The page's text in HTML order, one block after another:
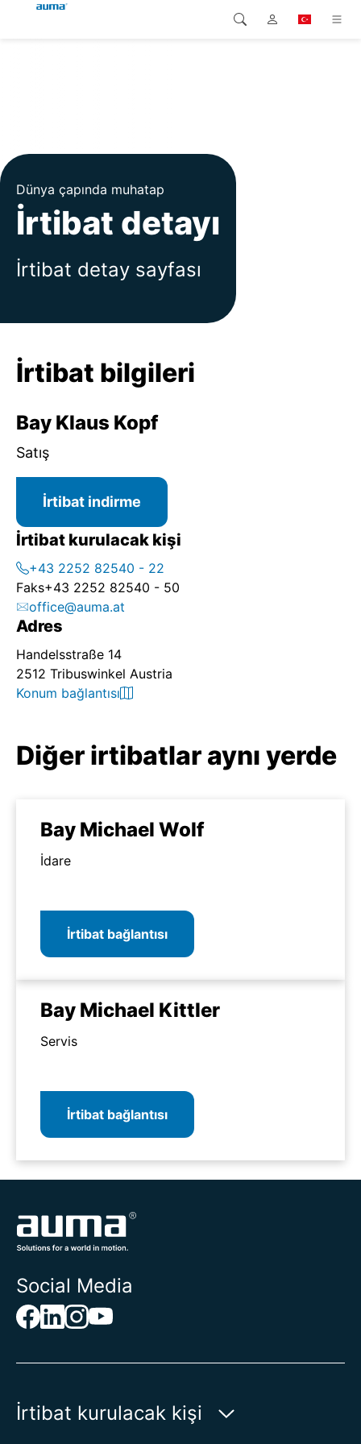
Downloads
Servis
Şirketler
İrtibat kurulacak kişi
Asya ve Pasifik
Kuzey Amerika
Dünya çapında muhatap
İrtibat detayı
İrtibat detay sayfası
İrtibat bilgileri
Bay Klaus Kopf
Satış
İrtibat indirme
İrtibat kurulacak kişi
+43 2252 82540 - 22
Faks+43 2252 82540 - 50
office@auma.at
Adres
Handelsstraße 14
2512 Tribuswinkel Austria
Konum bağlantısı
Diğer irtibatlar aynı yerde
Bay Michael Wolf
İdare
İrtibat bağlantısı
Bay Michael Kittler
Servis
İrtibat bağlantısı
Social Media
İrtibat kurulacak kişi